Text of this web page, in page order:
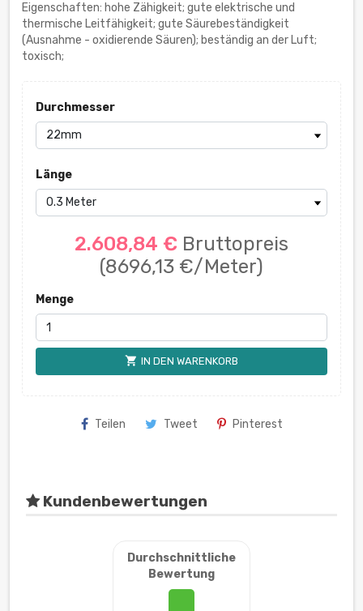
Eigenschaften: hohe Zähigkeit; gute elektrische und
thermische Leitfähigkeit; gute Säurebeständigkeit
(Ausnahme - oxidierende Säuren); beständig an der Luft;
toxisch;
Durchmesser
Länge
2.608,84 € Bruttopreis
(8696,13 €/Meter)
Menge
shopping_cart IN DEN WARENKORB
Teilen Tweet Pinterest
Kundenbewertungen
Durchschnittliche
Bewertung